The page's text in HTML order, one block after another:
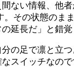
ない情報、他
。その状態のま
延長だ」と錯
の足で凛と立
スイッチなので